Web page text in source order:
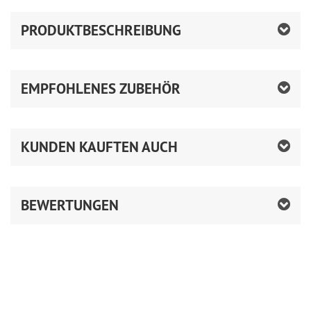
PRODUKTBESCHREIBUNG
EMPFOHLENES ZUBEHÖR
KUNDEN KAUFTEN AUCH
BEWERTUNGEN